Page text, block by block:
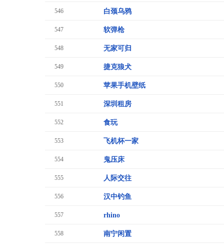
546 白颈乌鸦
547 软弹枪
548 无家可归
549 捷克狼犬
550 苹果手机壁纸
551 深圳租房
552 食玩
553 飞机杯一家
554 鬼压床
555 人际交往
556 汉中钓鱼
557 rhino
558 南宁闲置